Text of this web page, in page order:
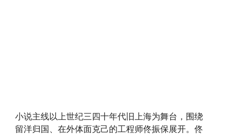
小说主线以上世纪三四十年代旧上海为舞台，围绕
留洋归国、在外体面克己的工程师佟振保展开。佟